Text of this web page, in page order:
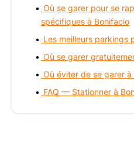
Où se garer pour se
spécifiques à Bonifacio
Les meilleurs parkings
Où se garer
Où éviter de se garer à
FAQ — Stationner à